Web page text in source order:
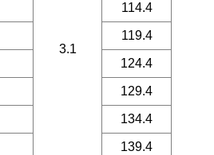
3.1
114.4
119.4
124.4
129.4
134.4
139.4